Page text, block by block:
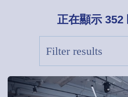
正在顯示 352